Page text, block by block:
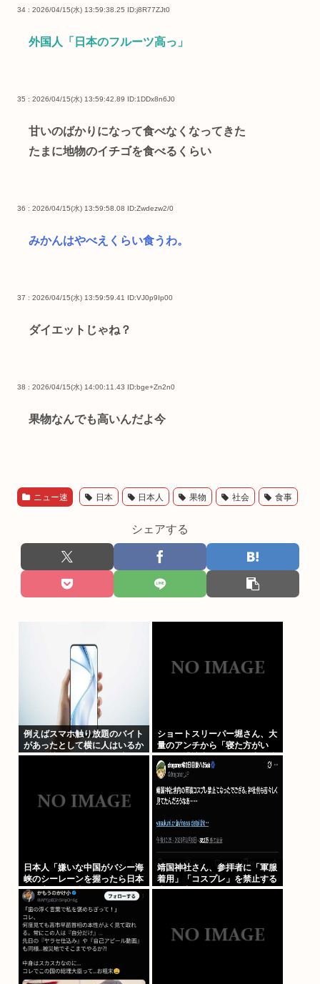
34 : 2026/04/15(水) 13:59:38.25 ID:j8R77ZJt0
外国人「日本のフルーツ高っ」
35 : 2026/04/15(水) 13:59:42.89 ID:1DDx8n6J0
甘いのばかりになって食べなくなってきた
たまに地物のイチゴを食べるくらい
36 : 2026/04/15(水) 13:59:58.08 ID:Zwdezw2/0
みかんはやべえくらい食うわ。
37 : 2026/04/15(水) 13:59:59.41 ID:VJ0p9Ip00
ダイエットじゃね？
38 : 2026/04/15(水) 14:00:11.43 ID:bge+Zn2n0
果物なんでも高いんだよ今
ニュー速 日本 日本人 果物 社会 食事
シェアする
例えばスマホ触り放題のバイト
があったとして横に人はいるか
ら漫画読むのは憚られる時って
ショートスリーパー堀さん、大
量のアンチから「寝た方がい
い」と誹謗中傷され配信中に泣
き出してしまう
日本人「嫌いな中国がバシー海
峡のシーレーンを握ったら日本
を妨害するに違いない、だから
台湾支援だムキー」つまりそう
いうことでしょ
靖国神社さん、参拝者に「軍服
着用」「コスプレ」を禁止する
声明を出してしまうwww